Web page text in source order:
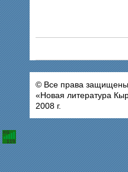
© Все права защищены.
«Новая литература
2008 г.